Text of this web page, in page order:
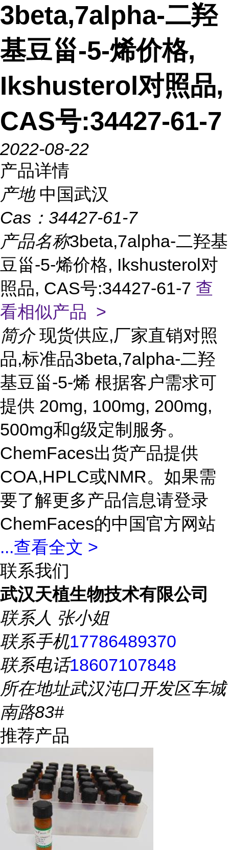
3beta,7alpha-二羟
基豆甾-5-烯价格,
Ikshusterol对照品,
CAS号:34427-61-7
2022-08-22
产品详情
产地 中国武汉
Cas： 34427-61-7
产品名称3beta,7alpha-二羟基
豆甾-5-烯价格, Ikshusterol对
照品, CAS号:34427-61-7 查
看相似产品 >
简介 现货供应,厂家直销对照
品,标准品3beta,7alpha-二羟
基豆甾-5-烯 根据客户需求可
提供 20mg, 100mg, 200mg,
500mg和g级定制服务。
ChemFaces出货产品提供
COA,HPLC或NMR。如果需
要了解更多产品信息请登录
ChemFaces的中国官方网站
...查看全文 >
联系我们
武汉天植生物技术有限公司
联系人 张小姐
联系手机17786489370
联系电话18607107848
所在地址武汉沌口开发区车城
南路83#
推荐产品